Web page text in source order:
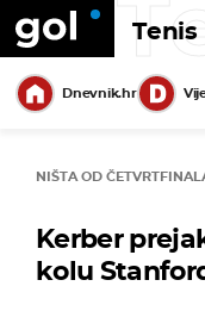
Tenis
Dnevnik.hr
NIŠTA OD
Kerber
kolu